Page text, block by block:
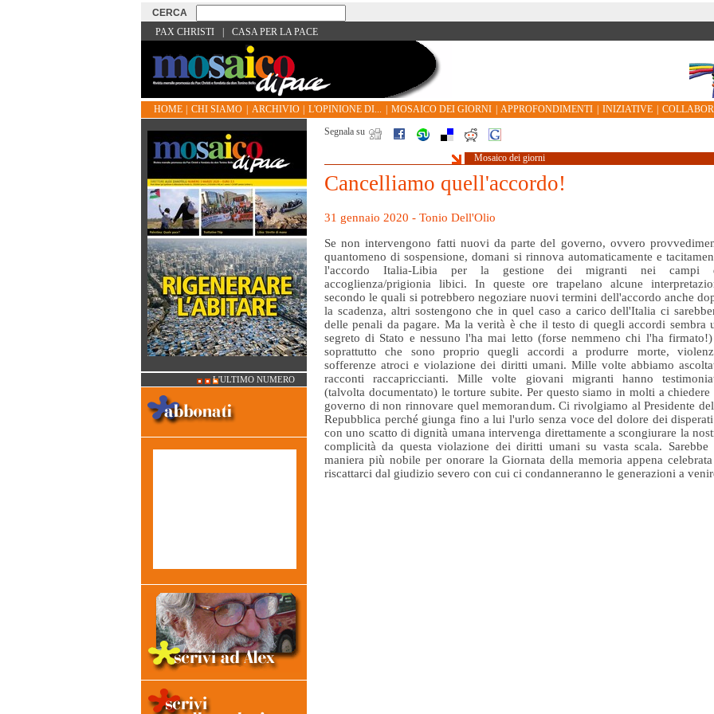
PAX CHRISTI CASA PER LA PACE
HOME CHI SIAMO ARCHIVIO L'OPINIONE DI... MOSAICO DEI GIORNI APPROFONDIMENTI INIZIATIVE
Segnala su
Mosaico dei giorni
Cancelliamo quell'accordo!
31 gennaio 2020 - Tonio Dell'Olio
Se non intervengono fatti nuovi da parte del governo, ovvero
quantomeno di sospensione, domani si rinnova automaticamente e
l'accordo Italia-Libia per la gestione dei migranti nei campi
accoglienza/prigionia libici. In queste ore trapelano alcune
secondo le quali si potrebbero negoziare nuovi termini dell'accordo anche
la scadenza, altri sostengono che in quel caso a carico dell'Italia ci
delle penali da pagare. Ma la verità è che il testo di quegli accordi sembra
segreto di Stato e nessuno l'ha mai letto (forse nemmeno chi l'ha
soprattutto che sono proprio quegli accordi a produrre morte,
sofferenze atroci e violazione dei diritti umani. Mille volte abbiamo
racconti raccapriccianti. Mille volte giovani migranti hanno
(talvolta documentato) le torture subite. Per questo siamo in molti a chiedere
governo di non rinnovare quel memorandum. Ci rivolgiamo al Presidente
Repubblica perché giunga fino a lui l'urlo senza voce del dolore dei
con uno scatto di dignità umana intervenga direttamente a scongiurare la
complicità da questa violazione dei diritti umani su vasta scala. Sarebbe
maniera più nobile per onorare la Giornata della memoria appena
riscattarci dal giudizio severo con cui ci condanneranno le generazioni a
L'ULTIMO NUMERO